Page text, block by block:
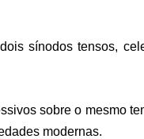
sínodos tensos,
sobre o mesmo
modernas.